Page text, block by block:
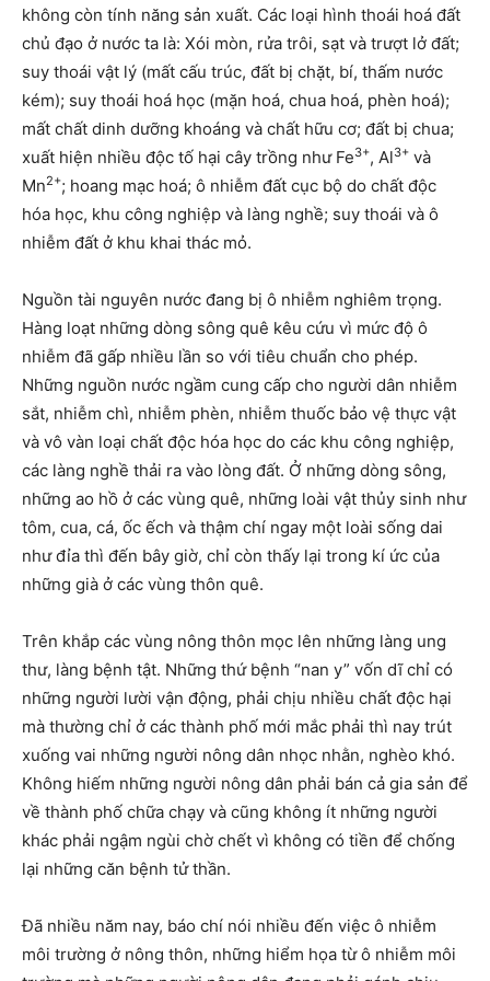
không còn tính năng sản xuất. Các loại hình thoái hoá đất
chủ đạo ở nước ta là: Xói mòn, rửa trôi, sạt và trượt lở đất;
suy thoái vật lý (mất cấu trúc, đất bị chặt, bí, thấm nước
kém); suy thoái hoá học (mặn hoá, chua hoá, phèn hoá);
mất chất dinh dưỡng khoáng và chất hữu cơ; đất bị chua;
xuất hiện nhiều độc tố hại cây trồng như Fe3+, Al3+ và
Mn2+; hoang mạc hoá; ô nhiễm đất cục bộ do chất độc
hóa học, khu công nghiệp và làng nghề; suy thoái và ô
nhiễm đất ở khu khai thác mỏ.
Nguồn tài nguyên nước đang bị ô nhiễm nghiêm trọng.
Hàng loạt những dòng sông quê kêu cứu vì mức độ ô
nhiễm đã gấp nhiều lần so với tiêu chuẩn cho phép.
Những nguồn nước ngầm cung cấp cho người dân nhiễm
sắt, nhiễm chì, nhiễm phèn, nhiễm thuốc bảo vệ thực vật
và vô vàn loại chất độc hóa học do các khu công nghiệp,
các làng nghề thải ra vào lòng đất. Ở những dòng sông,
những ao hồ ở các vùng quê, những loài vật thủy sinh như
tôm, cua, cá, ốc ếch và thậm chí ngay một loài sống dai
như đỉa thì đến bây giờ, chỉ còn thấy lại trong kí ức của
những già ở các vùng thôn quê.
Trên khắp các vùng nông thôn mọc lên những làng ung
thư, làng bệnh tật. Những thứ bệnh “nan y” vốn dĩ chỉ có
những người lười vận động, phải chịu nhiều chất độc hại
mà thường chỉ ở các thành phố mới mắc phải thì nay trút
xuống vai những người nông dân nhọc nhằn, nghèo khó.
Không hiếm những người nông dân phải bán cả gia sản để
về thành phố chữa chạy và cũng không ít những người
khác phải ngậm ngùi chờ chết vì không có tiền để chống
lại những căn bệnh tử thần.
Đã nhiều năm nay, báo chí nói nhiều đến việc ô nhiễm
môi trường ở nông thôn, những hiểm họa từ ô nhiễm môi